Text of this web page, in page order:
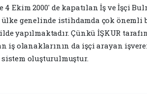
Ekim 2000' de kapatılan İş ve İşçi
genelinde istihdamda çok önemli
yapılmaktadır. Çünkü İŞKUR
iş olanaklarının da işçi arayan
oluşturulmuştur.